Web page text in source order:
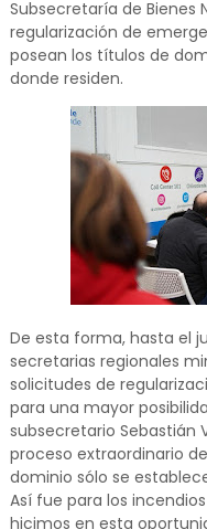
Subsecretaría de Bienes
regularización de
posean los títulos de
donde residen.
De esta forma, hasta el
secretarias regionales
solicitudes de
para una mayor
subsecretario Sebastián
proceso extraordinario
dominio sólo se
Así fue para los
hicimos en esta